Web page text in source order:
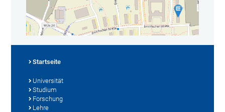
Startseite
Universität
Studium
Forschung
Lehre